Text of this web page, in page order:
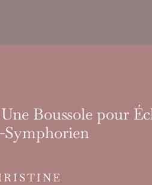
Boussole pour
Symphorien